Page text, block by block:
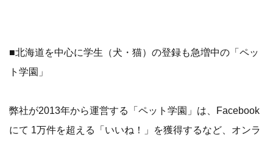
■北海道を中心に学生（犬・猫）の登録も急増中の「ペッ
ト学園」
弊社が2013年から運営する「ペット学園」は、Facebook
にて 1万件を超える「いいね！」を獲得するなど、オンラ